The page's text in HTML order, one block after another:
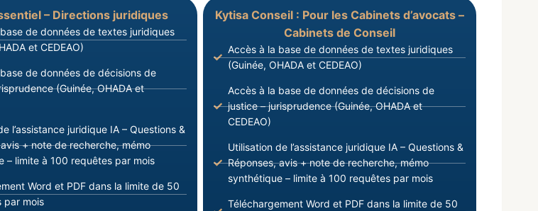
– Directions juridiques
de données de textes juridiques
et CEDEAO)
de données de décisions de
(Guinée, OHADA et
l’assistance juridique IA – Questions &
+ note de recherche, mémo
– limite à 100 requêtes par mois
Word et PDF dans la limite de 50
par mois
Kytisa Conseil : Pour les Cabinets d’avocats –
Cabinets de Conseil
Accès à la base de données de textes juridiques
(Guinée, OHADA et CEDEAO)
Accès à la base de données de décisions de
justice – jurisprudence (Guinée, OHADA et
CEDEAO)
Utilisation de l’assistance juridique IA – Questions &
Réponses, avis + note de recherche, mémo
synthétique – limite à 100 requêtes par mois
Téléchargement Word et PDF dans la limite de 50